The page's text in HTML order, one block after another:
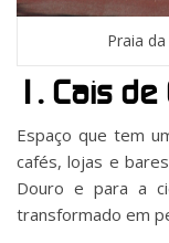
Praia
1. Cais
Espaço que tem
cafés, lojas e
Douro e para a
transformado em